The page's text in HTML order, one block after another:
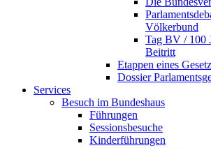
Völkerbund
Tag BV / 100
Beitritt
Etappen eines
Dossier
Services
Besuch im Bundeshaus
Führungen
Sessionsbesuche
Kinderführungen